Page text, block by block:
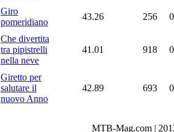
Giro
pomeridiano
43.26 256
Che divertita
tra pipistrelli
nella neve
41.01 918
Giretto per
salutare il
nuovo Anno
42.89 693
MTB-Mag.com |